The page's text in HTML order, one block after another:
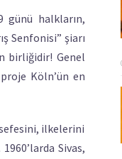
günü halkların,
Senfonisi” şiarı
birliğidir! Genel
Köln’ün en
ilkelerini
Sivas,